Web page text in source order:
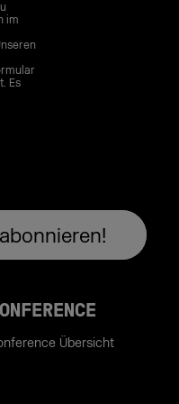
im
Es
Übersicht